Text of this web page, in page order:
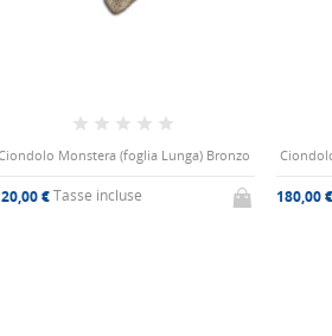
Monstera (foglia Lunga) Bronzo
Tasse incluse
Ciondolo
180,00 €